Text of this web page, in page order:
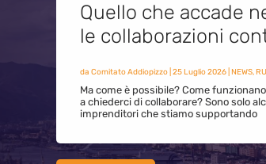
Quello che accade
le collaborazioni
da Comitato Addiopizzo| 25 Luglio 2026| NEWS,
Ma come è possibile? Come
a chiederci di collaborare? Sono solo
imprenditori che stiamo supportando